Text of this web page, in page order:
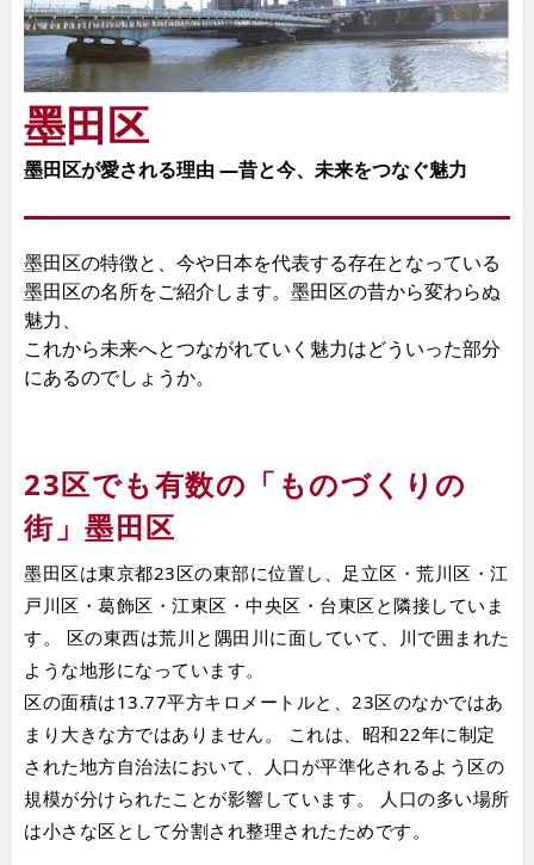
墨田区
墨田区が愛される理由 ―昔と今、未来をつなぐ魅力
墨田区の特徴と、今や日本を代表する存在となっている
墨田区の名所をご紹介します。墨田区の昔から変わらぬ
魅力、
これから未来へとつながれていく魅力はどういった部分
にあるのでしょうか。
23区でも有数の「ものづくりの
街」墨田区
墨田区は東京都23区の東部に位置し、足立区・荒川区・江
戸川区・葛飾区・江東区・中央区・台東区と隣接していま
す。 区の東西は荒川と隅田川に面していて、川で囲まれた
ような地形になっています。
区の面積は13.77平方キロメートルと、23区のなかではあ
まり大きな方ではありません。 これは、昭和22年に制定
された地方自治法において、人口が平準化されるよう区の
規模が分けられたことが影響しています。 人口の多い場所
は小さな区として分割され整理されたためです。